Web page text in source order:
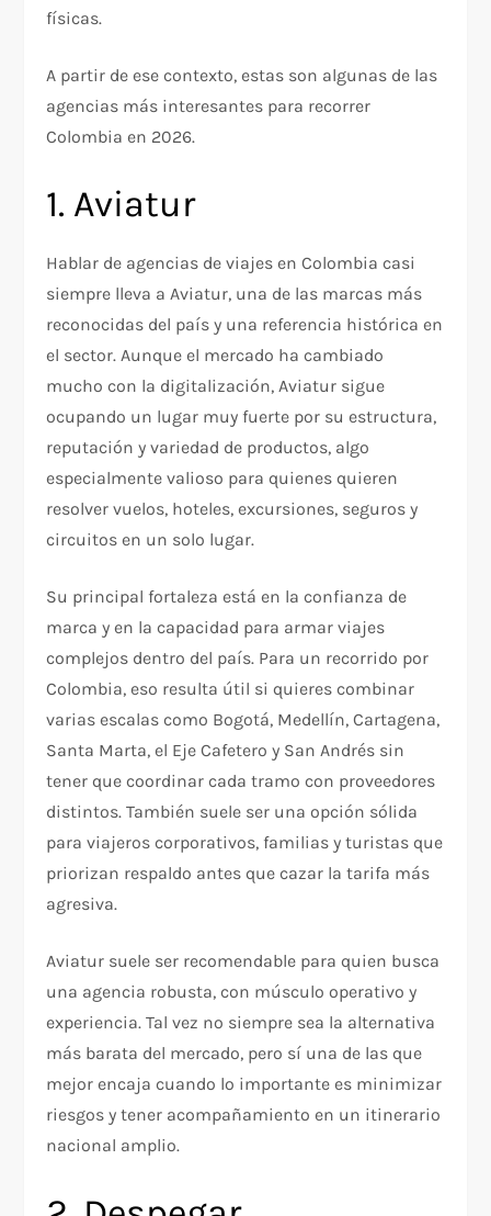
físicas.
A partir de ese contexto, estas son algunas de las
agencias más interesantes para recorrer
Colombia en 2026.
1. Aviatur
Hablar de agencias de viajes en Colombia casi
siempre lleva a Aviatur, una de las marcas más
reconocidas del país y una referencia histórica en
el sector. Aunque el mercado ha cambiado
mucho con la digitalización, Aviatur sigue
ocupando un lugar muy fuerte por su estructura,
reputación y variedad de productos, algo
especialmente valioso para quienes quieren
resolver vuelos, hoteles, excursiones, seguros y
circuitos en un solo lugar.​
Su principal fortaleza está en la confianza de
marca y en la capacidad para armar viajes
complejos dentro del país. Para un recorrido por
Colombia, eso resulta útil si quieres combinar
varias escalas como Bogotá, Medellín, Cartagena,
Santa Marta, el Eje Cafetero y San Andrés sin
tener que coordinar cada tramo con proveedores
distintos. También suele ser una opción sólida
para viajeros corporativos, familias y turistas que
priorizan respaldo antes que cazar la tarifa más
agresiva.​
Aviatur suele ser recomendable para quien busca
una agencia robusta, con músculo operativo y
experiencia. Tal vez no siempre sea la alternativa
más barata del mercado, pero sí una de las que
mejor encaja cuando lo importante es minimizar
riesgos y tener acompañamiento en un itinerario
nacional amplio.​